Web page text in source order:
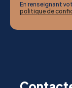
En renseignant
politique de